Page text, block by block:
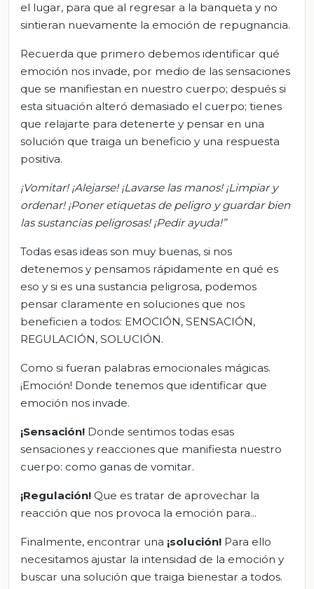
el lugar, para que al regresar a la banqueta y no
sintieran nuevamente la emoción de repugnancia.
Recuerda que primero debemos identificar qué
emoción nos invade, por medio de las sensaciones
que se manifiestan en nuestro cuerpo; después si
esta situación alteró demasiado el cuerpo; tienes
que relajarte para detenerte y pensar en una
solución que traiga un beneficio y una respuesta
positiva.
¡Vomitar! ¡Alejarse! ¡Lavarse las manos! ¡Limpiar y
ordenar! ¡Poner etiquetas de peligro y guardar bien
las sustancias peligrosas! ¡Pedir ayuda!”
Todas esas ideas son muy buenas, si nos
detenemos y pensamos rápidamente en qué es
eso y si es una sustancia peligrosa, podemos
pensar claramente en soluciones que nos
beneficien a todos: EMOCIÓN, SENSACIÓN,
REGULACIÓN, SOLUCIÓN.
Como si fueran palabras emocionales mágicas.
¡Emoción! Donde tenemos que identificar que
emoción nos invade.
¡Sensación! Donde sentimos todas esas
sensaciones y reacciones que manifiesta nuestro
cuerpo: como ganas de vomitar.
¡Regulación! Que es tratar de aprovechar la
reacción que nos provoca la emoción para...
Finalmente, encontrar una ¡solución! Para ello
necesitamos ajustar la intensidad de la emoción y
buscar una solución que traiga bienestar a todos.